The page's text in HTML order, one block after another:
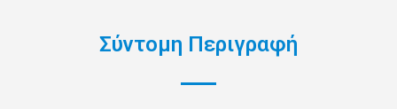
Σύντομη Περιγραφή